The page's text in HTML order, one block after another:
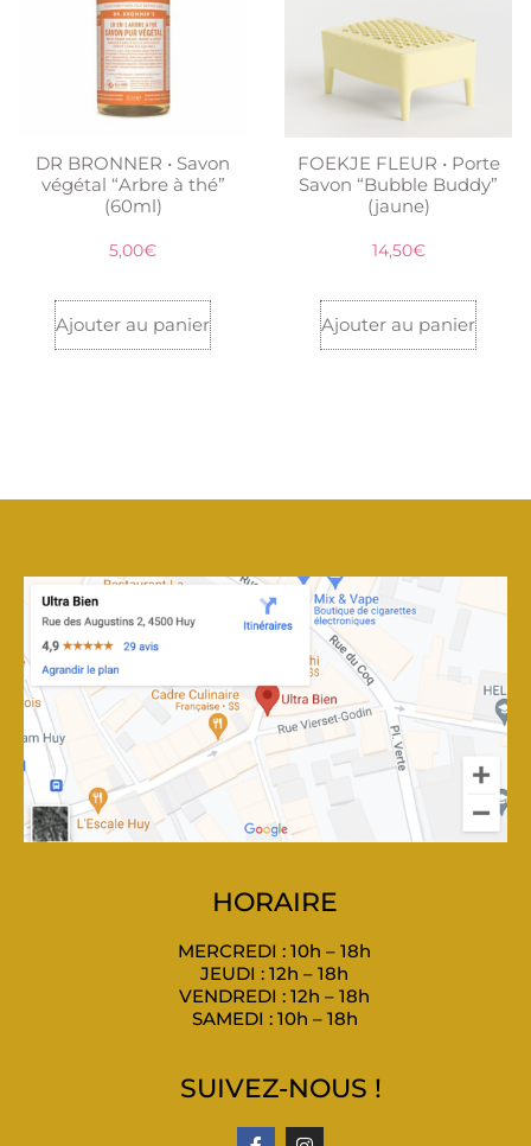
DR BRONNER • Savon
végétal “Arbre à thé”
(60ml)
5,00€
Ajouter au panier
FOEKJE FLEUR • Porte
Savon “Bubble Buddy”
(jaune)
14,50€
Ajouter au panier
HORAIRE
MERCREDI : 10h – 18h
JEUDI : 12h – 18h
VENDREDI : 12h – 18h
SAMEDI : 10h – 18h
SUIVEZ-NOUS !